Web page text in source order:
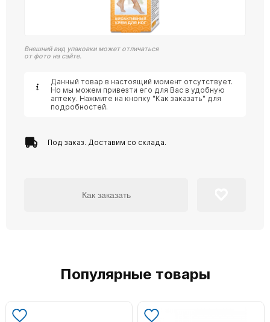
Внешний вид упаковки может отличаться
от фото на сайте.
Данный товар в настоящий момент отсутствует.
Но мы можем привезти его для Вас в удобную
аптеку. Нажмите на кнопку "Как заказать" для
подробностей.
Под заказ. Доставим со склада.
Как заказать
Популярные товары